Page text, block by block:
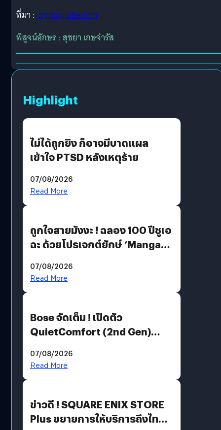
ที่มา : cryptoglobe.com
พิสูจน์อักษร : สุชยา เกษจำรัส
Highlight
ไม่ได้ถูกยิง ก็อาจมีบาดแผล
เข้าใจ PTSD หลังเหตุร้าย
07/08/2026
Read More
ถูกใจสายมังงะ ! ฉลอง 100 ปีชูเอ
ฉะ ด้วยโปรเจกต์ยักษ์ ‘Manga
มีภาษาไทยด้วย
07/08/2026
Read More
Bose จัดเต็ม ! เปิดตัว
QuietComfort (2nd Gen)
07/08/2026
Read More
ข่าวดี ! SQUARE ENIX STORE
Plus ขยายการให้บริการถึงไทย